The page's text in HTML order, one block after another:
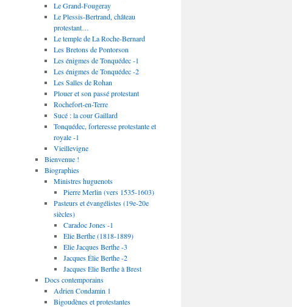
Le Grand-Fougeray
Le Plessis-Bertrand, château
protestant…
Le temple de La Roche-Bernard
Les Bretons de Pontorson
Les énigmes de Tonquédec -1
Les énigmes de Tonquédec -2
Les Salles de Rohan
Plouer et son passé protestant
Rochefort-en-Terre
Sucé : la cour Gaillard
Tonquédec, forteresse protestante et
royale -1
Vieillevigne
Bienvenue !
Biographies
Ministres huguenots
Pierre Merlin (vers 1535-1603)
Pasteurs et évangélistes (19e-20e
siècles)
Caradoc Jones -1
Elie Berthe (1818-1889)
Elie Jacques Berthe -3
Jacques Élie Berthe -2
Jacques Elie Berthe à Brest
Docs contemporains
Adrien Condamin 1
Bigoudènes et protestantes